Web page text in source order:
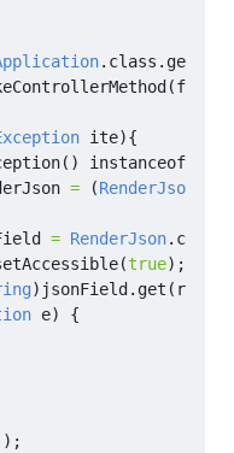
. class .
(
ite){
() instanceof
= (RenderJson
= RenderJson. class
(true);
) jsonField . get (
e)
{